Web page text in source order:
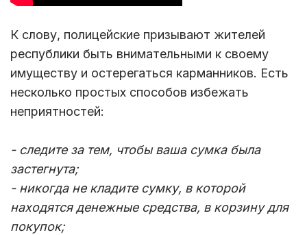
К слову, полицейские призывают жителей
республики быть внимательными к своему
имуществу и остерегаться карманников. Есть
несколько простых способов избежать
неприятностей:
- следите за тем, чтобы ваша сумка была
застегнута;
- никогда не кладите сумку, в которой
находятся денежные средства, в корзину для
покупок;